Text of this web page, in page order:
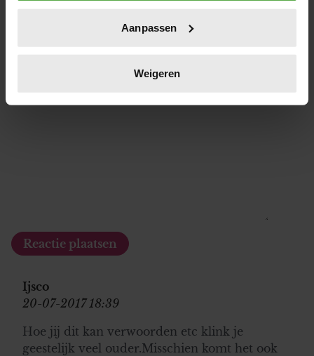
op specifieke eigenschappen (fingerprinting)
verwerkt en stel uw voorkeuren in het
intrekken in de Cookieverklaring.
partners kunnen deze gegevens combineren met andere
informatie die u aan ze heeft verstrekt of die ze hebben
verzameld op basis van uw gebruik van hun services. U
gebruiken.
Aanpassen
Weigeren
Ijsco
20-07-2017 18:39
Hoe jij dit kan verwoorden etc klink je
geestelijk veel ouder.Misschien komt het ook